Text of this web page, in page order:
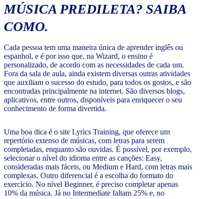
MÚSICA PREDILETA? SAIBA
COMO.
Cada pessoa tem uma maneira única de aprender inglês ou
espanhol, e é por isso que, na Wizard, o ensino é
personalizado, de acordo com as necessidades de cada um.
Fora da sala de aula, ainda existem diversas outras atividades
que auxiliam o sucesso do estudo, para todos os gostos, e são
encontradas principalmente na internet. São diversos blogs,
aplicativos, entre outros, disponíveis para enriquecer o seu
conhecimento de forma divertida.
Uma boa dica é o site Lyrics Training, que oferece um
repertório extenso de músicas, com letras para serem
completadas, enquanto são ouvidas. É possível, por exemplo,
selecionar o nível do idioma entre as canções: Easy,
consideradas mais fáceis, ou Medium e Hard, com letras mais
complexas. Outro diferencial é a escolha do formato do
exercício. No nível Beginner, é preciso completar apenas
10% da música. Já no Intermediate faltam 25% e, no